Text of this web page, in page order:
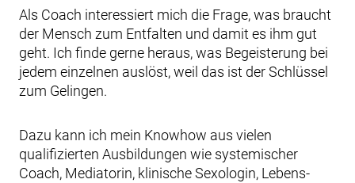
Als Coach interessiert mich die Frage, was braucht
der Mensch zum Entfalten und damit es ihm gut
geht. Ich finde gerne heraus, was Begeisterung bei
jedem einzelnen auslöst, weil das ist der Schlüssel
zum Gelingen.
Dazu kann ich mein Knowhow aus vielen
qualifizierten Ausbildungen wie systemischer
Coach, Mediatorin, klinische Sexologin, Lebens-